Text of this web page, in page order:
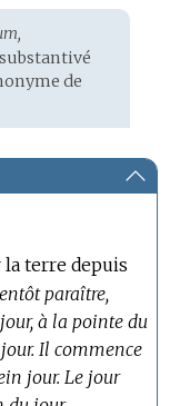
de
terre depuis
paraître,
à la pointe du
Il commence
jour. Le jour